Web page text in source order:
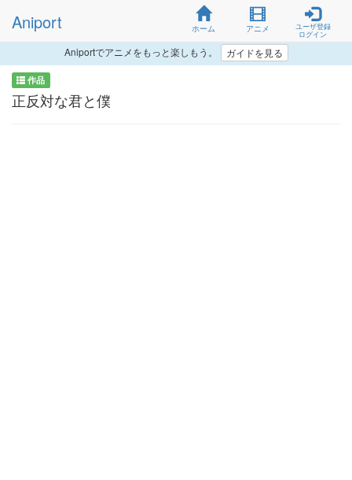
Aniport ホーム アニメ
ユーザ登録
ログイン
Aniportでアニメをもっと楽しもう。 ガイドを見る
作品
正反対な君と僕